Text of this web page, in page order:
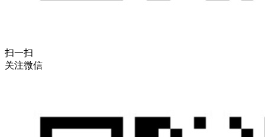
扫一扫
关注微信